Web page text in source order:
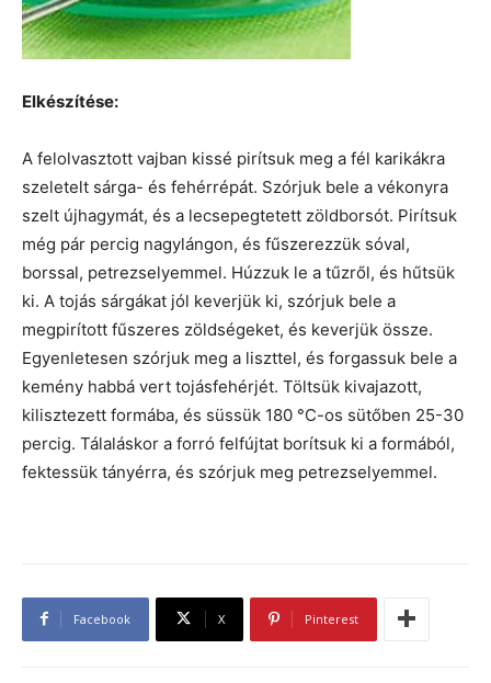
Elkészítése:
A felolvasztott vajban kissé pirítsuk meg a fél karikákra
szeletelt sárga- és fehérrépát. Szórjuk bele a vékonyra
szelt újhagymát, és a lecsepegtetett zöldborsót. Pirítsuk
még pár percig nagylángon, és fűszerezzük sóval,
borssal, petrezselyemmel. Húzzuk le a tűzről, és hűtsük
ki. A tojás sárgákat jól keverjük ki, szórjuk bele a
megpirított fűszeres zöldségeket, és keverjük össze.
Egyenletesen szórjuk meg a liszttel, és forgassuk bele a
kemény habbá vert tojásfehérjét. Töltsük kivajazott,
kilisztezett formába, és süssük 180 °C-os sütőben 25-30
percig. Tálaláskor a forró felfújtat borítsuk ki a formából,
fektessük tányérra, és szórjuk meg petrezselyemmel.
Facebook X Pinterest